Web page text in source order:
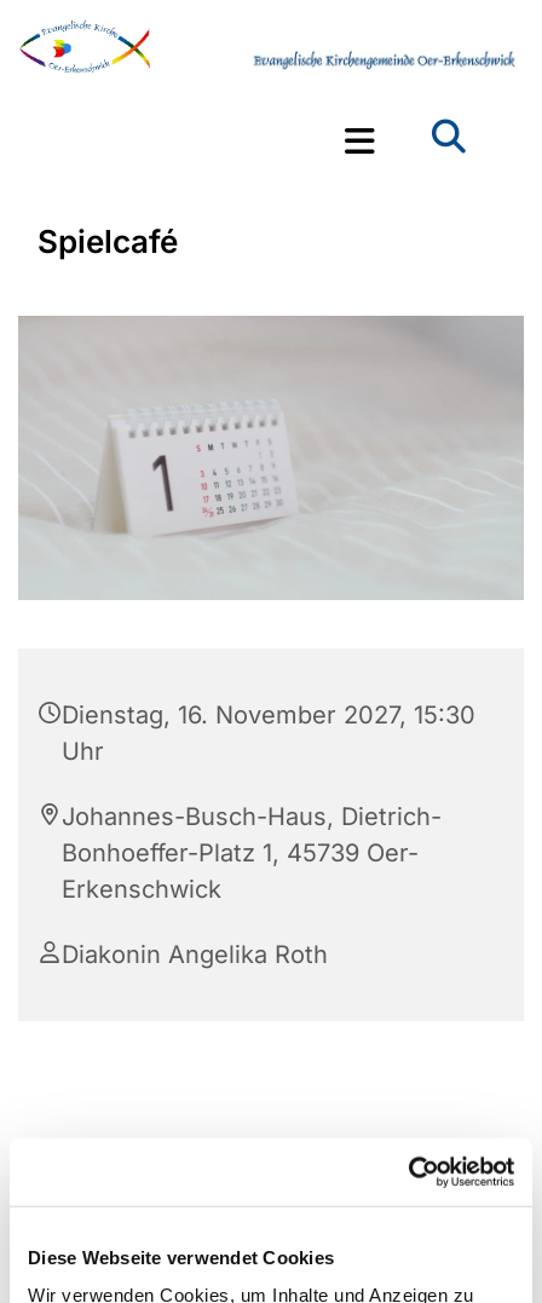
Diese Webseite verwendet Cookies
Wir verwenden Cookies, um Inhalte und Anzeigen zu
Spielcafé
Dienstag, 16. November 2027, 15:30
Uhr
Johannes-Busch-Haus, Dietrich-
Bonhoeffer-Platz 1, 45739 Oer-
Erkenschwick
Diakonin Angelika Roth